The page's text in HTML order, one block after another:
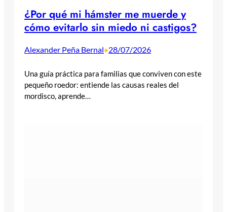
¿Por qué mi hámster me muerde y
cómo evitarlo sin miedo ni castigos?
Alexander Peña Bernal•28/07/2026
Una guía práctica para familias que conviven con este
pequeño roedor: entiende las causas reales del
mordisco, aprende…